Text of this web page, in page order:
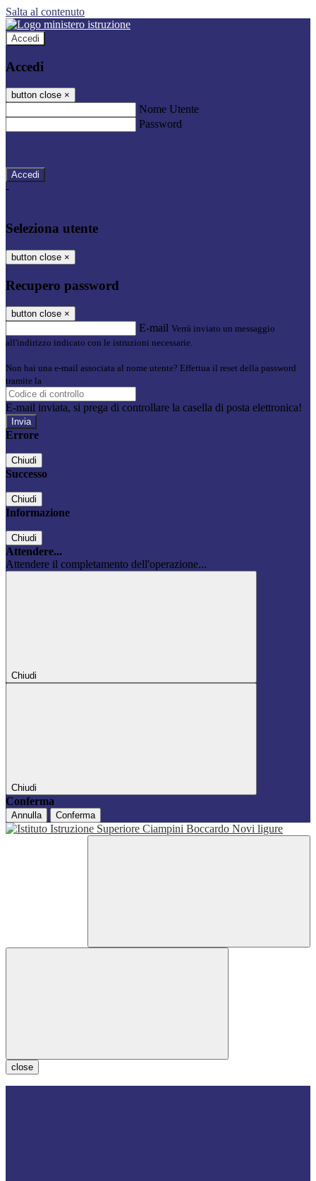
Salta al contenuto
Accedi
Accedi
button close ×
Nome Utente
Password
-
Seleziona utente
button close ×
Recupero password
button close ×
E-mail Verrà inviato un messaggio
all'indirizzo indicato con le istruzioni necessarie.
Non hai una e-mail associata al nome utente? Effettua il reset della password
tramite la
E-mail inviata, si prega di controllare la casella di posta elettronica!
Errore
Chiudi
Successo
Chiudi
Informazione
Chiudi
Attendere...
Attendere il completamento dell'operazione...
Chiudi
Chiudi
Conferma
Annulla Conferma
close